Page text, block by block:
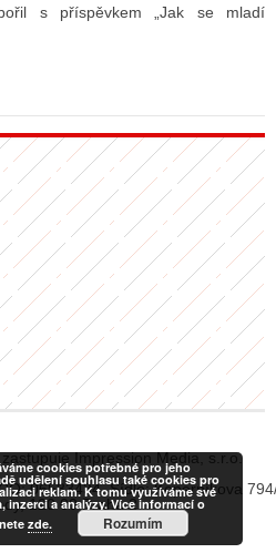
s příspěvkem „Jak se mladí
Impression Media, s.r.o.
06533434, Sídlo: Koperníkova
120 00 Praha 2
cookies potřebné pro jeho
udělení souhlasu také cookies pro
reklam. K tomu využíváme své
inzerci a analýzy. Více informací o
zde. Rozumím